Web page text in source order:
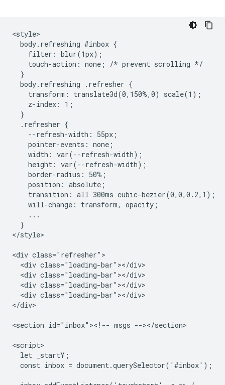
<style>
  body.refreshing #inbox {
    filter: blur(1px);
    touch-action: none; /* prevent scrolling */
  }
  body.refreshing .refresher {
    transform: translate3d(0,150%,0) scale(1);
    z-index: 1;
  }
  .refresher {
    --refresh-width: 55px;
    pointer-events: none;
    width: var(--refresh-width);
    height: var(--refresh-width);
    border-radius: 50%;
    position: absolute;
    transition: all 300ms cubic-bezier(0,0,0.2,1);
    will-change: transform, opacity;
    ...
  }
</style>
<div class="refresher">
  <div class="loading-bar"></div>
  <div class="loading-bar"></div>
  <div class="loading-bar"></div>
  <div class="loading-bar"></div>
</div>
<section id="inbox"><!-- msgs --></section>
<script>
  let _startY;
  const inbox = document.querySelector('#inbox');